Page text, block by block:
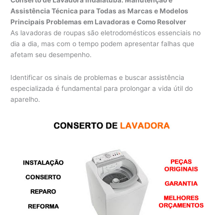
Assistência Técnica para Todas as Marcas e Modelos
Principais Problemas em Lavadoras e Como Resolver
As lavadoras de roupas são eletrodomésticos essenciais no
dia a dia, mas com o tempo podem apresentar falhas que
afetam seu desempenho.
Identificar os sinais de problemas e buscar assistência
especializada é fundamental para prolongar a vida útil do
aparelho.